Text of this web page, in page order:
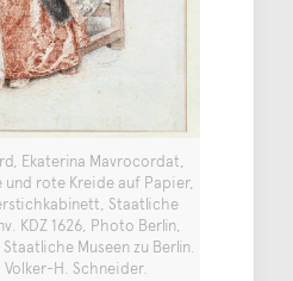
Ekaterina Mavrocordat,
und rote Kreide auf Papier,
Staatliche
KDZ 1626, Photo Berlin,
Museen zu Berlin.
H. Schneider.